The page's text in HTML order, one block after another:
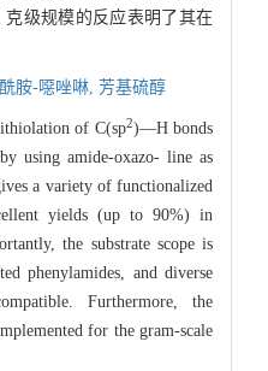
级规模的反应表明了其在
酰胺-噁唑啉, 芳基硫醇
of C(sp2)—H bonds
using amide-oxazo- line as
a variety of functionalized
yields (up to 90%) in
the substrate scope is
phenylamides, and diverse
Furthermore, the
for the gram-scale